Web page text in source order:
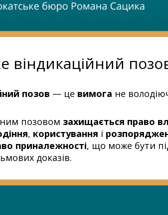
віндикаційний
позов — це вимога не
позовом захищається право
, користування і
приналежності, що може бути
доказів.